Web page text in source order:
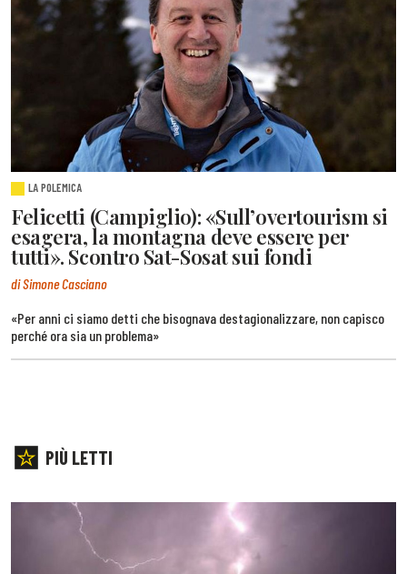
LA POLEMICA
Felicetti (Campiglio): «Sull’overtourism si
esagera, la montagna deve essere per
tutti». Scontro Sat-Sosat sui fondi
di Simone Casciano
«Per anni ci siamo detti che bisognava destagionalizzare, non capisco
perché ora sia un problema»
PIÙ LETTI